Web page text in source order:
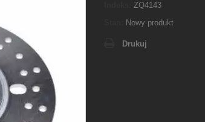
ZQ4143
Nowy produkt
Drukuj